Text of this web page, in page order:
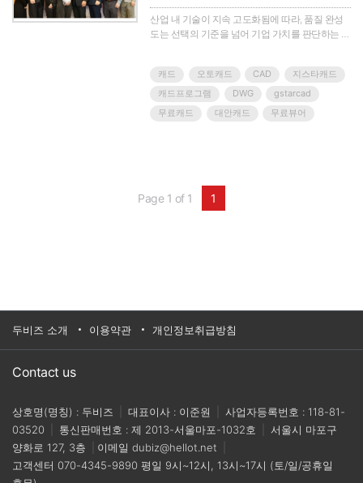
산업 내 기술이 지속 고도화됨에 따라, 품질 완성
도는 선택의 기준을 넘어 기업 가치를 판단하는 척
측면에서의 체질 변화를 불러일으켰다. 특히 다품
종 소량생산 체제는 사용자 입장에서 개인화·맞춤
화가 가능한 재화를 도출한다는 점에서 더욱 완성
도 높은 품질을 요구한다.제조업은 이 같은 혁신
원설계(Computer Aided Design 이하 CAD)는 설
계단의 디지털화 시대를 연 개척 기술이다. 인간이
캐드 오토캐드 CAD
지스타캐드
캐드프로그램
DWG
gstarcad
무료캐드
대안캐드 무료뷰어
Page 1 of 1 1
두비즈 소개 이용약관 개인정보취급방침
Contact us
상호명(명칭) : 두비즈 대표이사 : 이준원
사업자등록번호 : 118-81-
03520
통신판매번호 : 제 2013-서울마포-1032호
서울시 마포구
양화로 127, 3층
이메일 dubiz@hellot.net
고객센터 070-4345-9890 평일 9시~12시, 13시~17시 (토/일/공휴일